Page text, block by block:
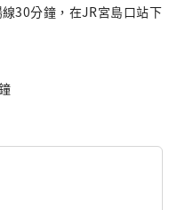
30分鐘，在JR宮島口站下